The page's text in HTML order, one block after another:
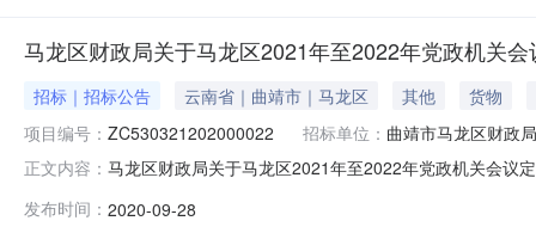
马龙区财政局关于马龙区2021年至2022年党政机关
招标｜招标公告 云南省｜曲靖市｜马龙区 其他
货物
项目编号： ZC530321202000022 招标单位： 曲靖市马龙区财政局
正文内容： 马龙区财政局关于马龙区2021年至2022年党政机关会议
至5:30（北京时间，法定节假日除外）招标文件售价￥0
发布时间： 2020-09-28